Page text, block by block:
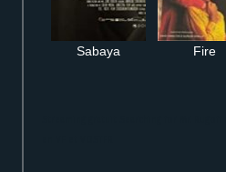
Sabaya Fire